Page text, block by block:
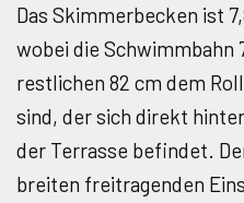
Das Skimmerbecken ist
wobei die Schwimmbahn
restlichen 82 cm dem
sind, der sich direkt
der Terrasse befindet.
breiten freitragenden